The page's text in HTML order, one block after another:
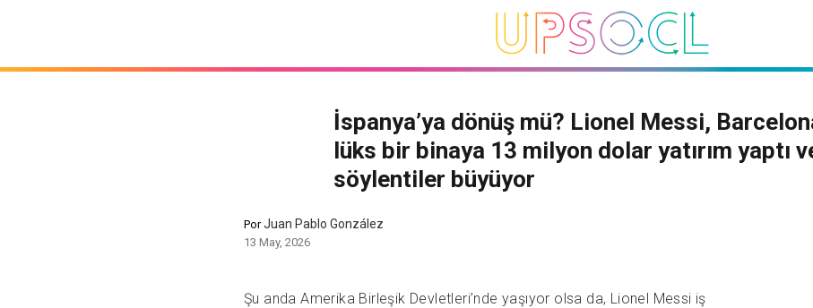
İspanya’ya dönüş mü? Lionel Messi,
lüks bir binaya 13 milyon dolar yatırım yaptı
söylentiler büyüyor
PorJuan Pablo González
13 May, 2026
Şu anda Amerika Birleşik Devletleri’nde yaşıyor olsa da, Lionel Messi iş